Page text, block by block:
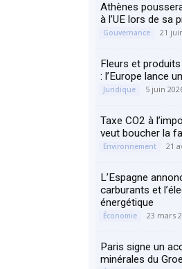
Athènes
à l’UE lors de sa
Gouvernance 21
Fleurs et
: l’Europe lance
Juridique 5 juin
Taxe CO2 à
veut boucher la
Environnement 21
L’Espagne
carburants et
énergétique
Économie 23 mars
Paris signe un
minérales du